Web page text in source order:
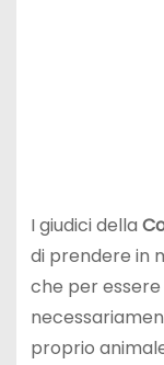
I giudici della
di prendere in
che per
proprio